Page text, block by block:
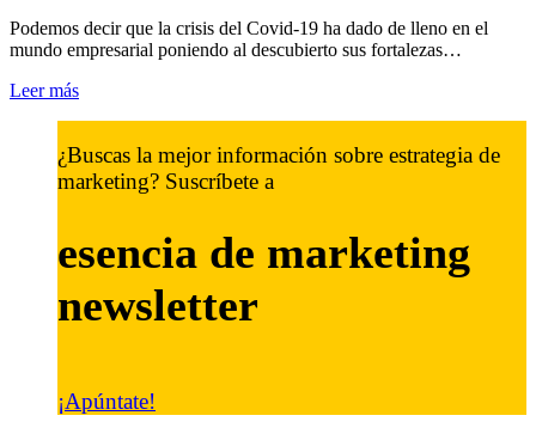
Podemos decir que la crisis del Covid-19 ha dado de lleno en el
mundo empresarial poniendo al descubierto sus fortalezas…
Leer más
¿Buscas la mejor información sobre estrategia de
marketing? Suscríbete a
esencia de marketing
newsletter
¡Apúntate!